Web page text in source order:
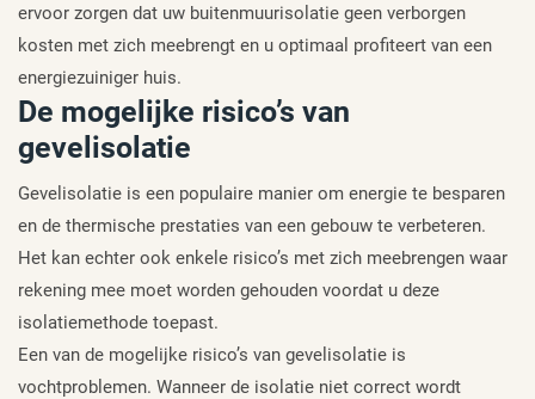
ervoor zorgen dat uw buitenmuurisolatie geen verborgen
kosten met zich meebrengt en u optimaal profiteert van een
energiezuiniger huis.
De mogelijke risico’s van
gevelisolatie
Gevelisolatie is een populaire manier om energie te besparen
en de thermische prestaties van een gebouw te verbeteren.
Het kan echter ook enkele risico’s met zich meebrengen waar
rekening mee moet worden gehouden voordat u deze
isolatiemethode toepast.
Een van de mogelijke risico’s van gevelisolatie is
vochtproblemen. Wanneer de isolatie niet correct wordt